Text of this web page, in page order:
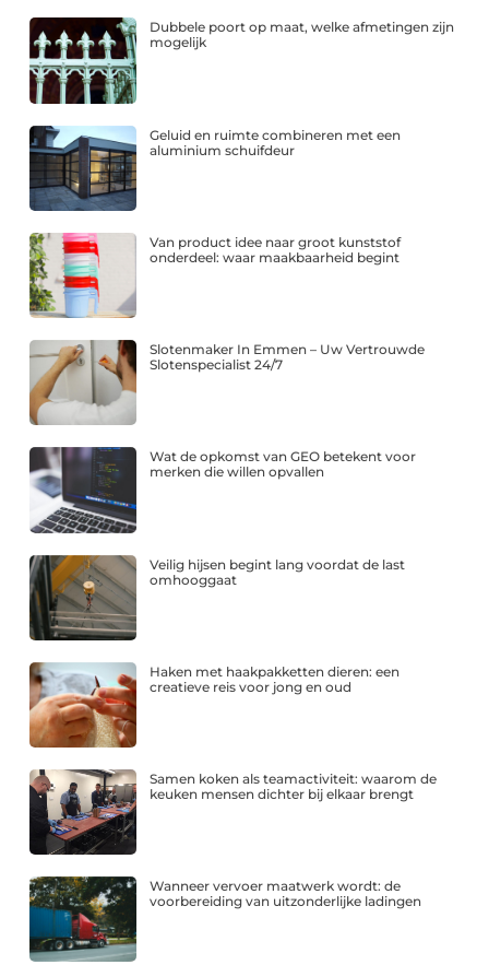
Dubbele poort op maat, welke afmetingen zijn
mogelijk
Geluid en ruimte combineren met een
aluminium schuifdeur
Van product idee naar groot kunststof
onderdeel: waar maakbaarheid begint
Slotenmaker In Emmen – Uw Vertrouwde
Slotenspecialist 24/7
Wat de opkomst van GEO betekent voor
merken die willen opvallen
Veilig hijsen begint lang voordat de last
omhooggaat
Haken met haakpakketten dieren: een
creatieve reis voor jong en oud
Samen koken als teamactiviteit: waarom de
keuken mensen dichter bij elkaar brengt
Wanneer vervoer maatwerk wordt: de
voorbereiding van uitzonderlijke ladingen